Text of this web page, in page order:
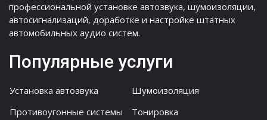
профессиональной установке автозвука, шумоизоляции,
автосигнализаций, доработке и настройке штатных
автомобильных аудио систем.
Популярные услуги
Установка автозвука
Шумоизоляция
Противоугонные системы
Тонировка